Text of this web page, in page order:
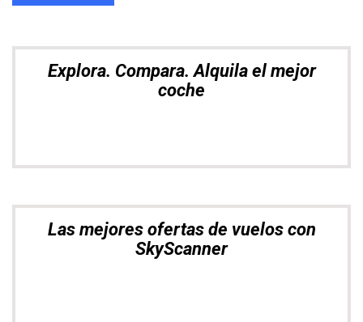
Explora. Compara. Alquila el mejor
coche
Las mejores ofertas de vuelos con
SkyScanner